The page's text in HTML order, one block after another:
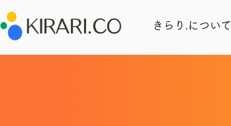
きらり.について